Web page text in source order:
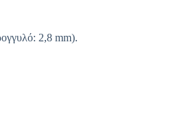
2,8 mm).